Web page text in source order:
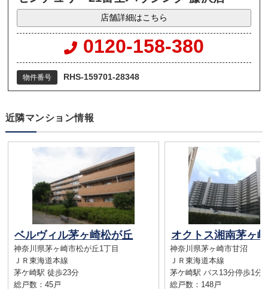
店舗詳細はこちら
0120-158-380
物件番号 RHS-159701-28348
近隣マンション情報
ベルヴィル茅ヶ崎松が丘
神奈川県茅ヶ崎市松が丘1丁目
ＪＲ東海道本線
茅ケ崎駅 徒歩23分
総戸数：45戸
神奈川県茅ヶ崎市甘沼
ＪＲ東海道本線
茅ケ崎駅 バス13分停歩1分
総戸数：148戸